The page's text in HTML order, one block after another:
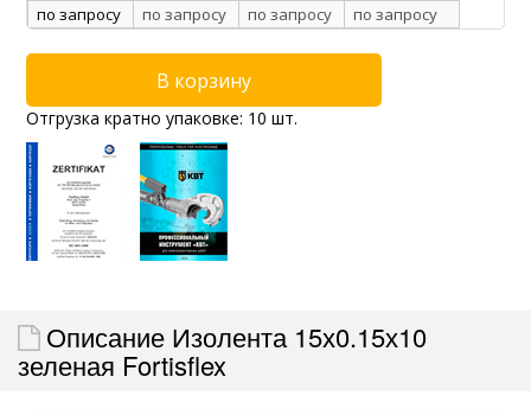
по запросу
по запросу по запросу по запросу
Отгрузка кратно упаковке: 10 шт.
Описание Изолента 15х0.15х10
зеленая Fortisflex